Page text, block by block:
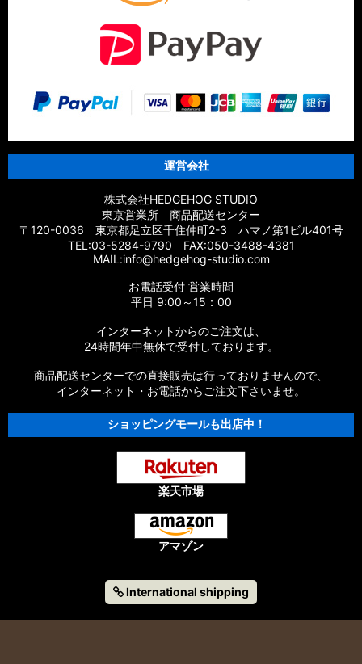
【シマノ】14スフェロスSW［SPHEROS SW］対応 カスタム
【シマノ】21エクスセンス［EXSENCE］対応 カスタムパーツ
【シマノ】20エクスセンスBB［EXSENCE BB］対応 カスタム
パーツ
【シマノ】18エクスセンスCI4+［EXSENCE CI4+］対応 カス
タムパーツ
【シマノ】17エクスセンス［EXSENCE］対応 カスタムパーツ
【シマノ】16エクスセンスLB［EXSENCE LB］対応 カスタム
【シマノ】14エクスセンスBB［EXSENCE BB］対応 カスタム
【シマノ】13エクスセンスLB［EXSENCE LB］対応 カスタム
【シマノ】12エクスセンスCI4+［EXSENCE CI4+］対応 カス
タムパーツ
【シマノ】11-12エクスセンスBB［EXSENCE BB］対応 カスタ
【シマノ】11エクスセンスLB SS［EXSENCE LB SS］対応 カ
【シマノ】09エクスセンス、10エクスセンス
運営会社
株式会社HEDGEHOG STUDIO
東京営業所 商品配送センター
〒120-0036 東京都足立区千住仲町2-3 ハマノ第1ビル401号
TEL:03-5284-9790 FAX:050-3488-4381
MAIL:info@hedgehog-studio.com
お電話受付 営業時間
平日 9:00～15：00
インターネットからのご注文は、
24時間年中無休で受付しております。
商品配送センターでの直接販売は行っておりませんので、
インターネット・お電話からご注文下さいませ。
ショッピングモールも出店中！
楽天市場
アマゾン
International shipping